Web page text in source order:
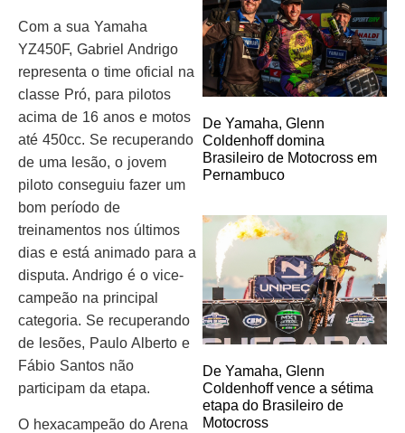
Com a sua Yamaha
YZ450F, Gabriel Andrigo
representa o time oficial na
classe Pró, para pilotos
acima de 16 anos e motos
até 450cc. Se recuperando
de uma lesão, o jovem
piloto conseguiu fazer um
bom período de
treinamentos nos últimos
dias e está animado para a
disputa. Andrigo é o vice-
campeão na principal
categoria. Se recuperando
de lesões, Paulo Alberto e
Fábio Santos não
participam da etapa.
O hexacampeão do Arena
De Yamaha, Glenn
Coldenhoff domina
Brasileiro de Motocross em
Pernambuco
De Yamaha, Glenn
Coldenhoff vence a sétima
etapa do Brasileiro de
Motocross